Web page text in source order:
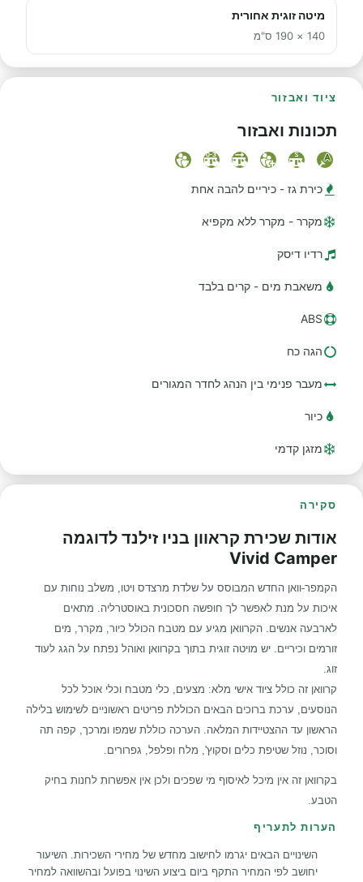
מיטה זוגית אחורית
140 × 190 ס"מ
ציוד ואבזור
תכונות ואבזור
כירת גז - כיריים להבה אחת
מקרר - מקרר ללא מקפיא
רדיו דיסק
משאבת מים - קרים בלבד
ABS
הגה כח
מעבר פנימי בין הנהג לחדר המגורים
כיור
מזגן קדמי
סקירה
אודות שכירת קראוון בניו זילנד לדוגמה
Vivid Camper
הקמפר-וואן החדש המבוסס על שלדת מרצדס ויטו, משלב נוחות עם
איכות על מנת לאפשר לך חופשה חסכונית באוסטרליה. מתאים
לארבעה אנשים. הקרוואן מגיע עם מטבח הכולל כיור, מקרר, מים
זורמים וכיריים. יש מויטה זוגית בתוך בקרוואן ואוהל נפתח על הגג לעוד
זוג.
קרוואן זה כולל ציוד אישי מלא: מצעים, כלי מטבח וכלי אוכל לכל
הנוסעים, ערכת ברוכים הבאים הכוללת פריטים ראשוניים לשימוש בלילה
הראשון עד ההצטיידות המלאה. הערכה כוללת שמפו ומרכך, קפה תה
וסוכר, נוזל שטיפת כלים וסקוץ', מלח ופלפל, גפרורים.
בקרוואן זה אין מיכל לאיסוף מי שפכים ולכן אין אפשרות לחנות בחיק
הטבע.
הערות לתעריף
השינויים הבאים יגרמו לחישוב מחדש של מחירי השכירות. השיעור
יחושב לפי המחיר התקף ביום ביצוע השינוי בפועל ובהשוואה למחיר